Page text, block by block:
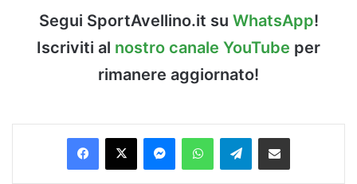
Segui SportAvellino.it su WhatsApp!
Iscriviti al nostro canale YouTube per
rimanere aggiornato!
Facebook
X MessengerWhatsAppTelegramCondividi via Email